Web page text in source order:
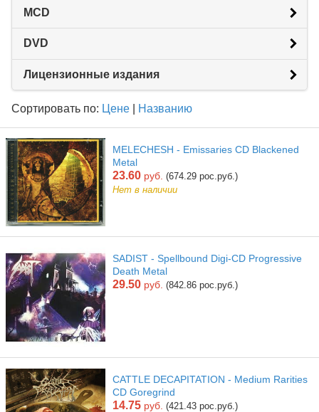
MCD
DVD
Лицензионные издания
Сортировать по: Цене Названию
MELECHESH - Emissaries CD Blackened
Metal
23.60 руб. (674.29 рос.руб.)
Нет в наличии
SADIST - Spellbound Digi-CD Progressive
Death Metal
29.50 руб. (842.86 рос.руб.)
CATTLE DECAPITATION - Medium Rarities
CD Goregrind
14.75 руб. (421.43 рос.руб.)